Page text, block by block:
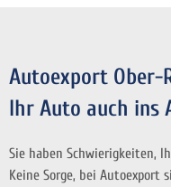
Autoexport
Ihr Auto auch ins
Sie haben Schwierigkeiten,
Keine Sorge, bei Autoexport